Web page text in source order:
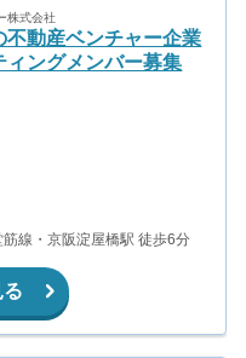
株式会社
不動産ベンチャー企業
ィングメンバー募集
線・京阪淀屋橋駅 徒歩6分